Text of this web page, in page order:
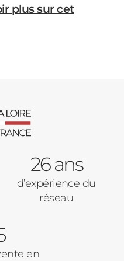
plus sur cet
26 ans
d’expérience du
réseau
en